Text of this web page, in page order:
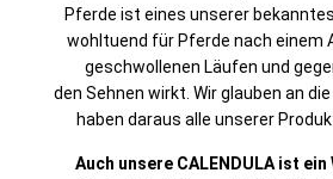
Pferde ist eines unserer
wohltuend für Pferde nach einem
geschwollenen Läufen und
den Sehnen wirkt. Wir glauben an
haben daraus alle unserer
Auch unsere CALENDULA ist